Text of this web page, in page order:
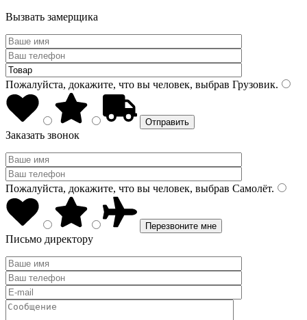
Вызвать замерщика
Пожалуйста, докажите, что вы человек, выбрав Грузовик.
Заказать звонок
Пожалуйста, докажите, что вы человек, выбрав Самолёт.
Письмо директору